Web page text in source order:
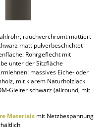
rauchverchromt mattiert
matt pulverbeschichtet
Rohrgeflecht mit
unter der Sitzfläche
massives Eiche- oder
mit klarem Naturholzlack
Gleiter schwarz (allround, mit
Materials mit Netzbespannung